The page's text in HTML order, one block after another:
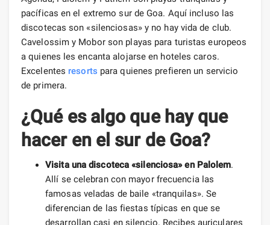
pacíficas en el extremo sur de Goa. Aquí incluso las
discotecas son «silenciosas» y no hay vida de club.
Cavelossim y Mobor son playas para turistas europeos
a quienes les encanta alojarse en hoteles caros.
Excelentes resorts para quienes prefieren un servicio
de primera.
¿Qué es algo que hay que
hacer en el sur de Goa?
Visita una discoteca «silenciosa» en Palolem.
Allí se celebran con mayor frecuencia las
famosas veladas de baile «tranquilas». Se
diferencian de las fiestas típicas en que se
desarrollan casi en silencio. Recibes auriculares